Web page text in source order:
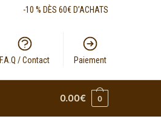
-10 % DÈS 60€ D’ACHATS
F.A.Q / Contact Paiement
0.00€ 0